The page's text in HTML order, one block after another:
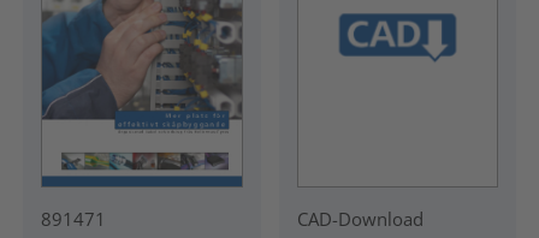
891471 CAD-Download